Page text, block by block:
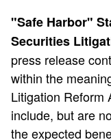
"Safe Harbor"
Securities
press release
within the
Litigation Reform
include, but are
the expected